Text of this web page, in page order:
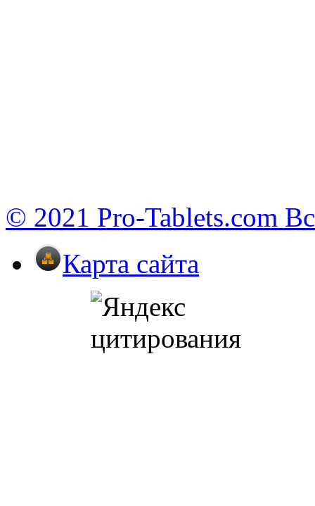
© 2021 Pro-Tablets.com
Карта сайта